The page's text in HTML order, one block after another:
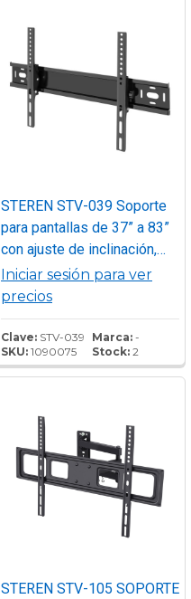
STEREN STV-039 Soporte
para pantallas de 37” a 83”
con ajuste de inclinación,
Inclina la pantalla hacia
abajo y hacia arriba
Distancia entre pared y TV:
4,8 cm Soporta 60 kg
Iniciar sesión para ver
precios
Clave: STV-039
SKU: 1090075
Marca:-
Stock:2
STEREN STV-105 SOPORTE